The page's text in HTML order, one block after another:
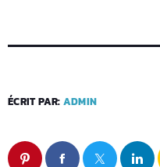
ÉCRIT PAR: ADMIN